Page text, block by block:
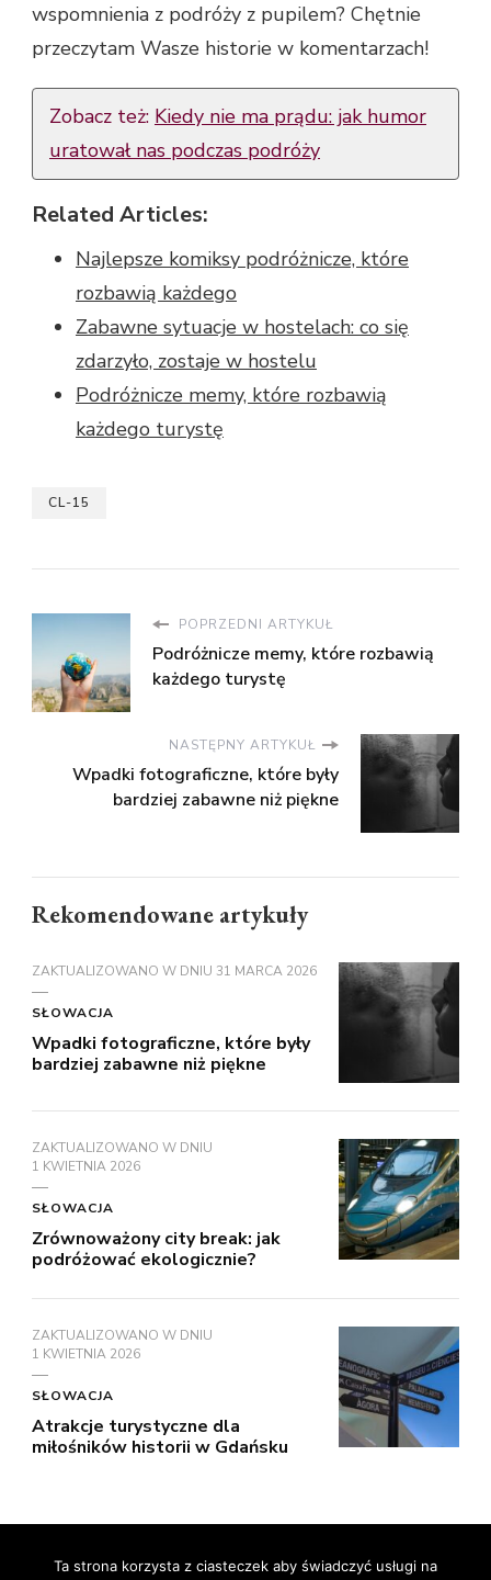
wspomnienia z podróży z pupilem? Chętnie
przeczytam Wasze historie w komentarzach!
Zobacz też: Kiedy nie ma prądu: jak humor
uratował nas podczas podróży
Related Articles:
Najlepsze komiksy podróżnicze, które
rozbawią każdego
Zabawne sytuacje w hostelach: co się
zdarzyło, zostaje w hostelu
Podróżnicze memy, które rozbawią
każdego turystę
CL-15
POPRZEDNI ARTYKUŁ
Podróżnicze memy, które rozbawią
każdego turystę
NASTĘPNY ARTYKUŁ
Wpadki fotograficzne, które były
bardziej zabawne niż piękne
Rekomendowane artykuły
ZAKTUALIZOWANO W DNIU 31 MARCA 2026
SŁOWACJA
Wpadki fotograficzne, które były
bardziej zabawne niż piękne
ZAKTUALIZOWANO W DNIU
1 KWIETNIA 2026
SŁOWACJA
Zrównoważony city break: jak
podróżować ekologicznie?
ZAKTUALIZOWANO W DNIU
1 KWIETNIA 2026
SŁOWACJA
Atrakcje turystyczne dla
miłośników historii w Gdańsku
© prawa autorskie2026RelaxNetPl. Wszelkie prawa
Ta strona korzysta z ciasteczek aby świadczyć usługi na